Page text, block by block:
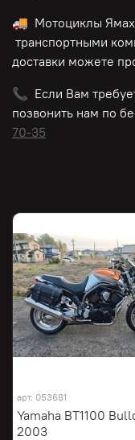
🚚 Мотоциклы
транспортными
доставки можете
📞 Если Вам
позвонить нам по
70-35
арт. 053681
Yamaha BT1100
2003